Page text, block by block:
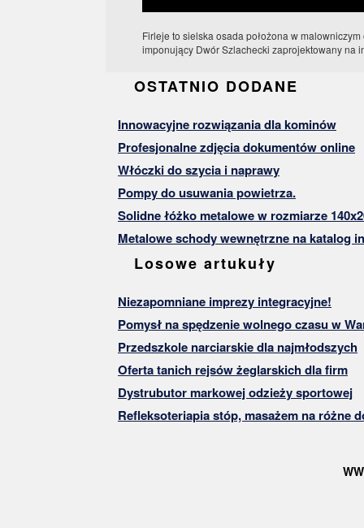
Firleje to sielska osada położona w
imponujący Dwór Szlachecki zaprojektowany na
OSTATNIO DODANE
Innowacyjne rozwiązania dla kominów
Profesjonalne zdjęcia dokumentów online
Włóczki do szycia i naprawy
Pompy do usuwania powietrza.
Solidne łóżko metalowe w rozmiarze
Metalowe schody wewnętrzne na katalog
Losowe artukuły
Niezapomniane imprezy integracyjne!
Pomysł na spędzenie wolnego czasu w
Przedszkole narciarskie dla najmłodszych
Oferta tanich rejsów żeglarskich dla firm
Dystrubutor markowej odzieży sportowej
Refleksoteriapia stóp, masażem na różne